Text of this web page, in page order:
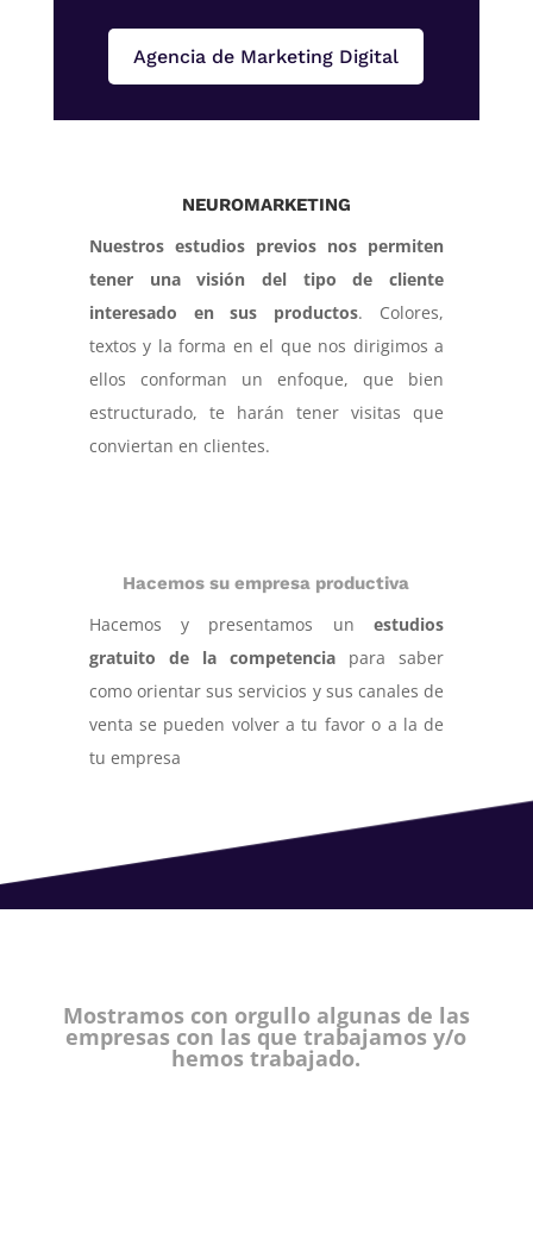
Agencia de Marketing Digital
NEUROMARKETING
Nuestros estudios previos nos permiten
tener una visión del tipo de cliente
interesado en sus productos. Colores,
textos y la forma en el que nos dirigimos a
ellos conforman un enfoque, que bien
estructurado, te harán tener visitas que
conviertan en clientes.
Hacemos su empresa productiva
Hacemos y presentamos unestudios
gratuito de la competencia para saber
como orientar sus servicios y sus canales de
venta se pueden volver a tu favor o a la de
tu empresa
Mostramos con orgullo algunas de las
empresas con las que trabajamos y/o
hemos trabajado.